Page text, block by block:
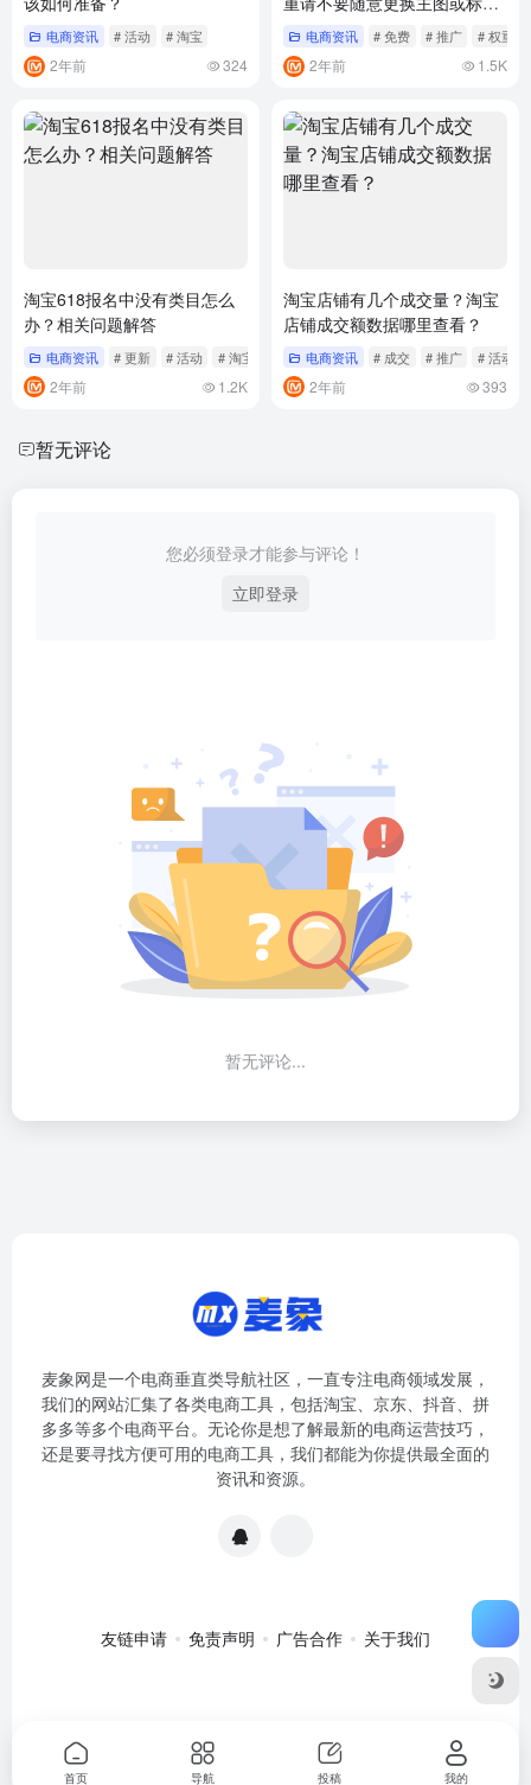
电商资讯 # 活动 # 淘宝
2年前 324
（上）
电商资讯 # 免费 # 推广 # 权重
2年前 1.5K
淘宝618报名中没有类目怎么
办？相关问题解答
电商资讯 # 更新 # 活动 # 淘宝
2年前 1.2K
淘宝店铺有几个成交量？淘宝
店铺成交额数据哪里查看？
电商资讯 # 成交 # 推广 # 活动
2年前 393
暂无评论
您必须登录才能参与评论！
立即登录
暂无评论...
麦象网是一个电商垂直类导航社区，一直专注电商领域发展，
我们的网站汇集了各类电商工具，包括淘宝、京东、抖音、拼
多多等多个电商平台。无论你是想了解最新的电商运营技巧，
还是要寻找方便可用的电商工具，我们都能为你提供最全面的
资讯和资源。
友链申请 免责声明 广告合作 关于我们
2020057301号-1
首页 导航 投稿 我的